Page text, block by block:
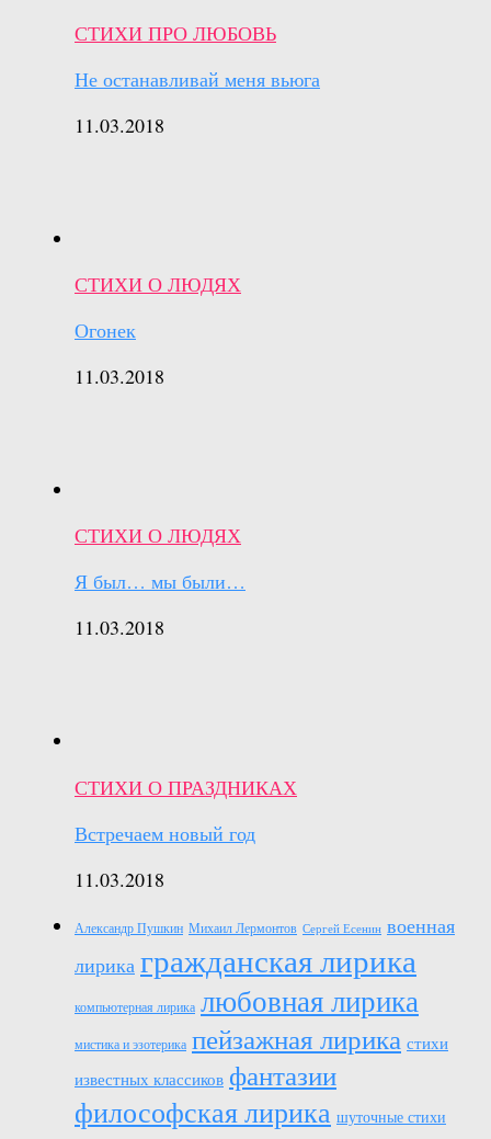
СТИХИ ПРО ЛЮБОВЬ
Не останавливай меня вьюга
11.03.2018
СТИХИ О ЛЮДЯХ
Огонек
11.03.2018
СТИХИ О ЛЮДЯХ
Я был… мы были…
11.03.2018
СТИХИ О ПРАЗДНИКАХ
Встречаем новый год
11.03.2018
Александр Пушкин Михаил Лермонтов Сергей Есенин военная
лирика гражданская лирика
компьютерная лирика любовная лирика
мистика и эзотерика пейзажная лирика стихи
известных классиков фантазии
философская лирика шуточные стихи